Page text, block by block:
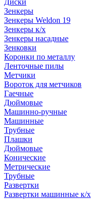
Диски
Зенкеры
Зенкеры Weldon 19
Зенкеры к/х
Зенкеры насадные
Зенковки
Коронки по металлу
Ленточные пилы
Метчики
Вороток для метчиков
Гаечные
Дюймовые
Машинно-ручные
Машинные
Трубные
Плашки
Дюймовые
Конические
Метрические
Трубные
Развертки
Развертки машинные к/х